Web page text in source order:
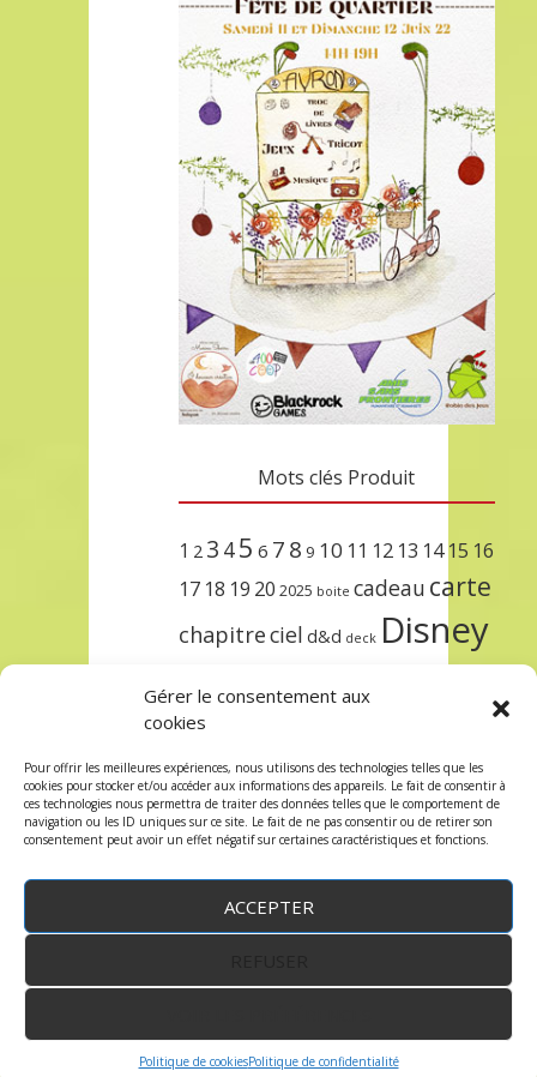
Gérer le consentement aux
cookies
Pour offrir les meilleures expériences, nous utilisons des technologies telles que les
cookies pour stocker et/ou accéder aux informations des appareils. Le fait de consentir à
ces technologies nous permettra de traiter des données telles que le comportement de
navigation ou les ID uniques sur ce site. Le fait de ne pas consentir ou de retirer son
consentement peut avoir un effet négatif sur certaines caractéristiques et fonctions.
ACCEPTER
Politique de cookiesPolitique de confidentialité
Mots clés Produit
1 2 3 45 6 7 8 9 10 11 12 13 14 15 16
17 18 19 20 2025 boite cadeau carte
chapitreciel d&d deck Disney
lorcana
protègeprécommandesetsleeve
terre trois unlockursula étincelant
Copyright © 2023 robindesjeux.com -Mentions